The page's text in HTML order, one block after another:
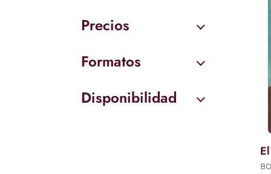
Precios
Formatos
Disponibilidad